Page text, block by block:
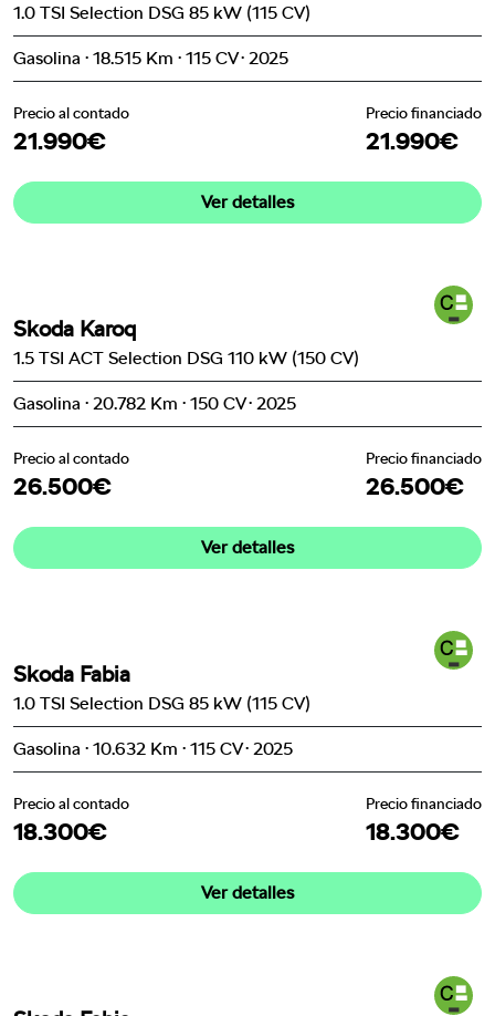
1.0 TSI Selection DSG 85 kW (115 CV)
Gasolina · 18.515 Km · 115 CV · 2025
Precio al contado
21.990€
Precio financiado
21.990€
Ver detalles
Skoda Karoq
1.5 TSI ACT Selection DSG 110 kW (150 CV)
Gasolina · 20.782 Km · 150 CV · 2025
Precio al contado
26.500€
Precio financiado
26.500€
Ver detalles
Skoda Fabia
1.0 TSI Selection DSG 85 kW (115 CV)
Gasolina · 10.632 Km · 115 CV · 2025
Precio al contado
18.300€
Precio financiado
18.300€
Ver detalles